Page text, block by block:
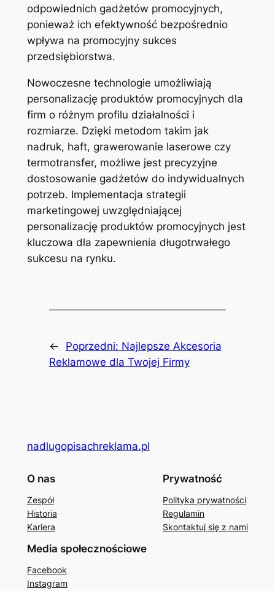
odpowiednich gadżetów promocyjnych,
ponieważ ich efektywność bezpośrednio
wpływa na promocyjny sukces
przedsiębiorstwa.
Nowoczesne technologie umożliwiają
personalizację produktów promocyjnych dla
firm o różnym profilu działalności i
rozmiarze. Dzięki metodom takim jak
nadruk, haft, grawerowanie laserowe czy
termotransfer, możliwe jest precyzyjne
dostosowanie gadżetów do indywidualnych
potrzeb. Implementacja strategii
marketingowej uwzględniającej
personalizację produktów promocyjnych jest
kluczowa dla zapewnienia długotrwałego
sukcesu na rynku.
← Poprzedni: Najlepsze Akcesoria
Reklamowe dla Twojej Firmy
nadlugopisachreklama.pl
O nas
Zespół
Historia
Kariera
Prywatność
Polityka prywatności
Regulamin
Skontaktuj się z nami
Media społecznościowe
Facebook
Instagram